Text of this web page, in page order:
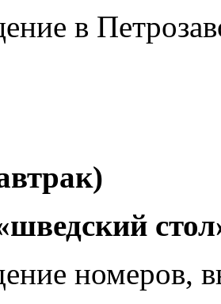
в
номеров,